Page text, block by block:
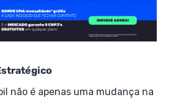
não é apenas uma mudança na